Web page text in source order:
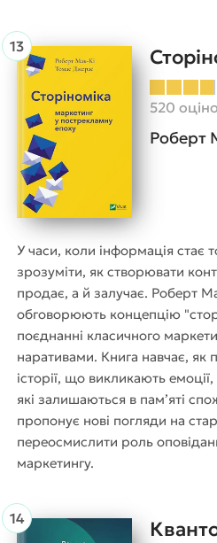
520
Роберт
У часи, коли інформація стає
зрозуміти, як створювати
продає, а й залучає. Роберт
обговорюють концепцію
поєднанні класичного
наративами. Книга навчає, як
історії, що викликають
які залишаються в пам’яті
пропонує нові погляди на
переосмислити роль
маркетингу.